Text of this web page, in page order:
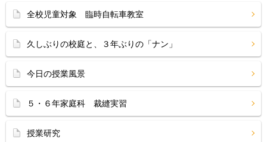
全校児童対象 臨時自転車教室
久しぶりの校庭と、３年ぶりの「ナン」
今日の授業風景
５・６年家庭科 裁縫実習
授業研究